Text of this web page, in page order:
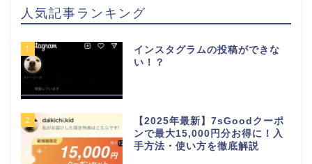
人気記事ランキング
1
インスタグラムの投稿ができな
い！？
2
【2025年最新】7sGoodクーポ
ンで最大15,000円分お得に！入
手方法・使い方を徹底解説